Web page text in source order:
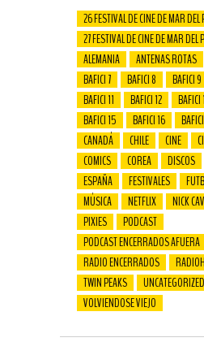
26 FESTIVAL DE CINE DE MAR DEL
27 FESTIVAL DE CINE DE MAR DEL
ALEMANIA
ANTENAS ROTAS
BAFICI 7
BAFICI 8 BAFICI 9
BAFICI 11
BAFICI 12 BAFICI
BAFICI 15
BAFICI 16
CANADÁ
CHILE CINE
COMICS
COREA DISCOS
ESPAÑA
FESTIVALES
MÚSICA
NETFLIX NICK
PIXIES
PODCAST
PODCAST ENCERRADOS AFUERA
RADIO ENCERRADOS
TWIN PEAKS
UNCATEGORIZED
VOLVIENDOSE VIEJO